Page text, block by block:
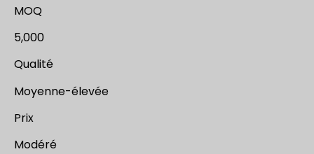
MOQ
5,000
Qualité
Moyenne-élevée
Prix
Modéré